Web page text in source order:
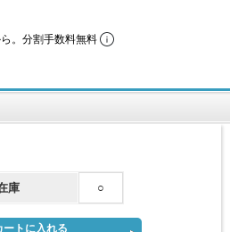
。分割手数料無料
庫 ○